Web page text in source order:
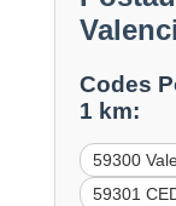
Codes
1 km:
59300
59301